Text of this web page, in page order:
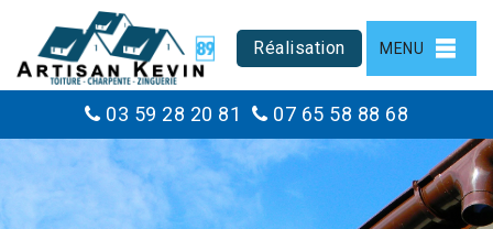
Réalisation MENU
03 59 28 20 81 07 65 58 88 68